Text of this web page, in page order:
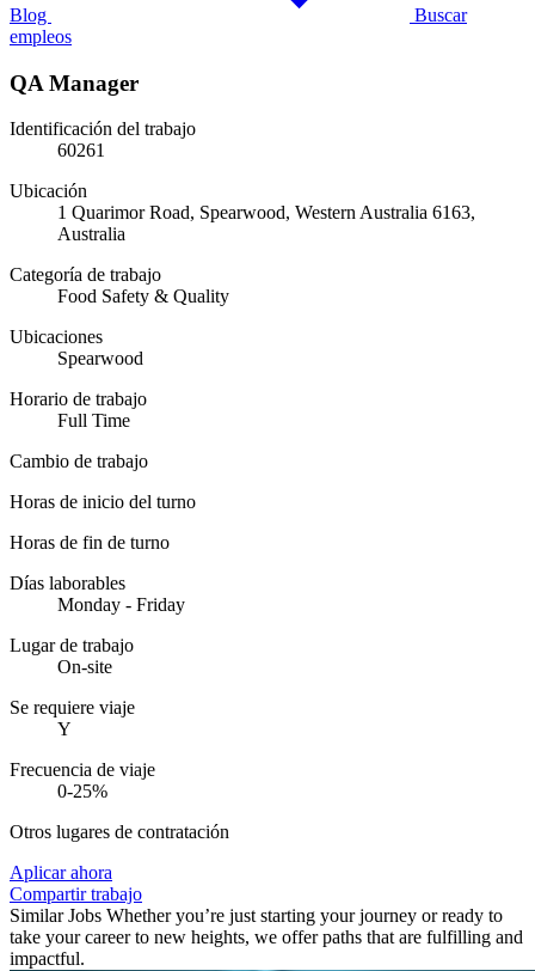
Blog
Buscar
empleos
QA Manager
Identificación del trabajo
60261
Ubicación
1 Quarimor Road, Spearwood, Western Australia 6163,
Australia
Categoría de trabajo
Food Safety & Quality
Ubicaciones
Spearwood
Horario de trabajo
Full Time
Cambio de trabajo
Horas de inicio del turno
Horas de fin de turno
Días laborables
Monday - Friday
Lugar de trabajo
On-site
Se requiere viaje
Y
Frecuencia de viaje
0-25%
Otros lugares de contratación
Aplicar ahora
Compartir trabajo
Similar Jobs Whether you’re just starting your journey or ready to
take your career to new heights, we offer paths that are fulfilling and
impactful.